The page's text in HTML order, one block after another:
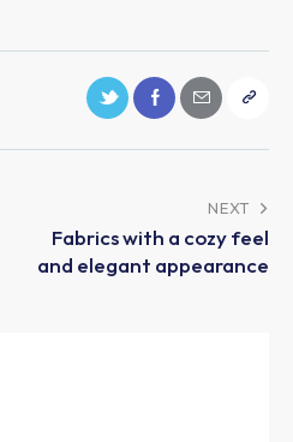
NEXT
Fabrics with a cozy feel
and elegant appearance